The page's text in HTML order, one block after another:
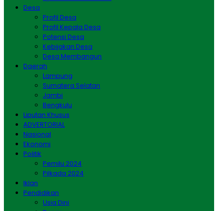
Desa
Profil Desa
Profil Kepala Desa
Potensi Desa
Kebijakan Desa
Desa Membangun
Daerah
Lampung
Sumatera Selatan
Jambi
Bengkulu
Liputan Khusus
ADVERTORIAL
Nasional
Ekonomi
Politik
Pemilu 2024
Pilkada 2024
Iklan
Pendidikan
Usia Dini